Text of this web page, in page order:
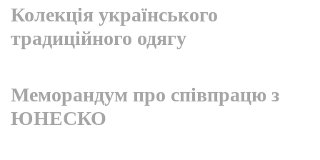
Колекція українського
традиційного одягу
Меморандум про співпрацю з
ЮНЕСКО